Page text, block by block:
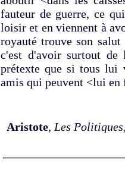
fauteur de guerre, ce
loisir et en viennent à
royauté trouve son
c'est d'avoir surtout de
prétexte que si tous lui
amis qui peuvent <lui en
Aristote, Les Politiques